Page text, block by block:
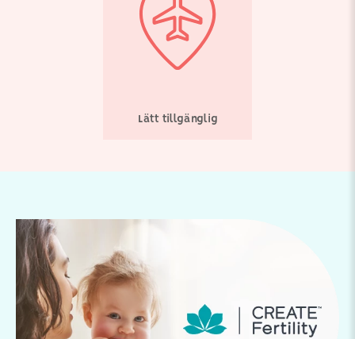
Lätt tillgänglig